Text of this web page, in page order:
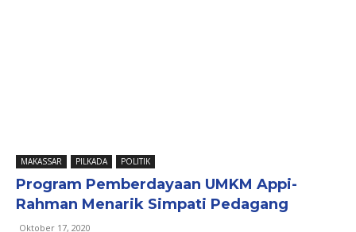
MAKASSAR PILKADA POLITIK
Program Pemberdayaan UMKM Appi-
Rahman Menarik Simpati Pedagang
Oktober 17, 2020